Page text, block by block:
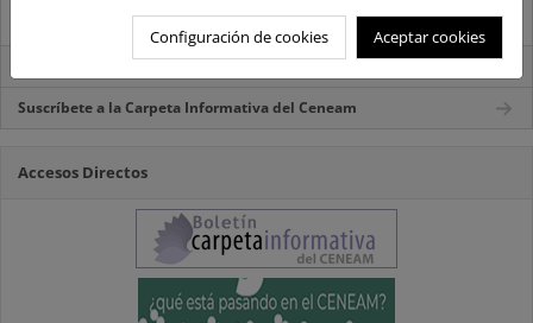
Carpeta Informativa del CENEAM.
Suscríbete a la Carpeta Informativa del Ceneam
Accesos Directos
Configuración de cookies Aceptar cookies